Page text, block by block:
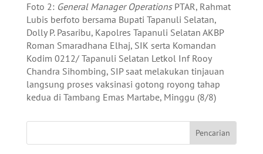
Foto 2:General Manager OperationsPTAR, Rahmat
Lubis berfoto bersama Bupati Tapanuli Selatan,
Dolly P. Pasaribu, Kapolres Tapanuli Selatan AKBP
Roman Smaradhana Elhaj, SIK serta Komandan
Kodim 0212/ Tapanuli Selatan Letkol Inf Rooy
Chandra Sihombing, SIP saat melakukan tinjauan
langsung proses vaksinasi gotong royong tahap
kedua di Tambang Emas Martabe, Minggu (8/8)